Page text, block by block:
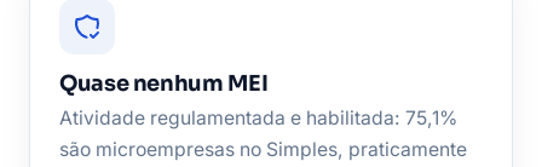
Quase nenhum MEI
Atividade regulamentada e habilitada: 75,1%
são microempresas no Simples, praticamente